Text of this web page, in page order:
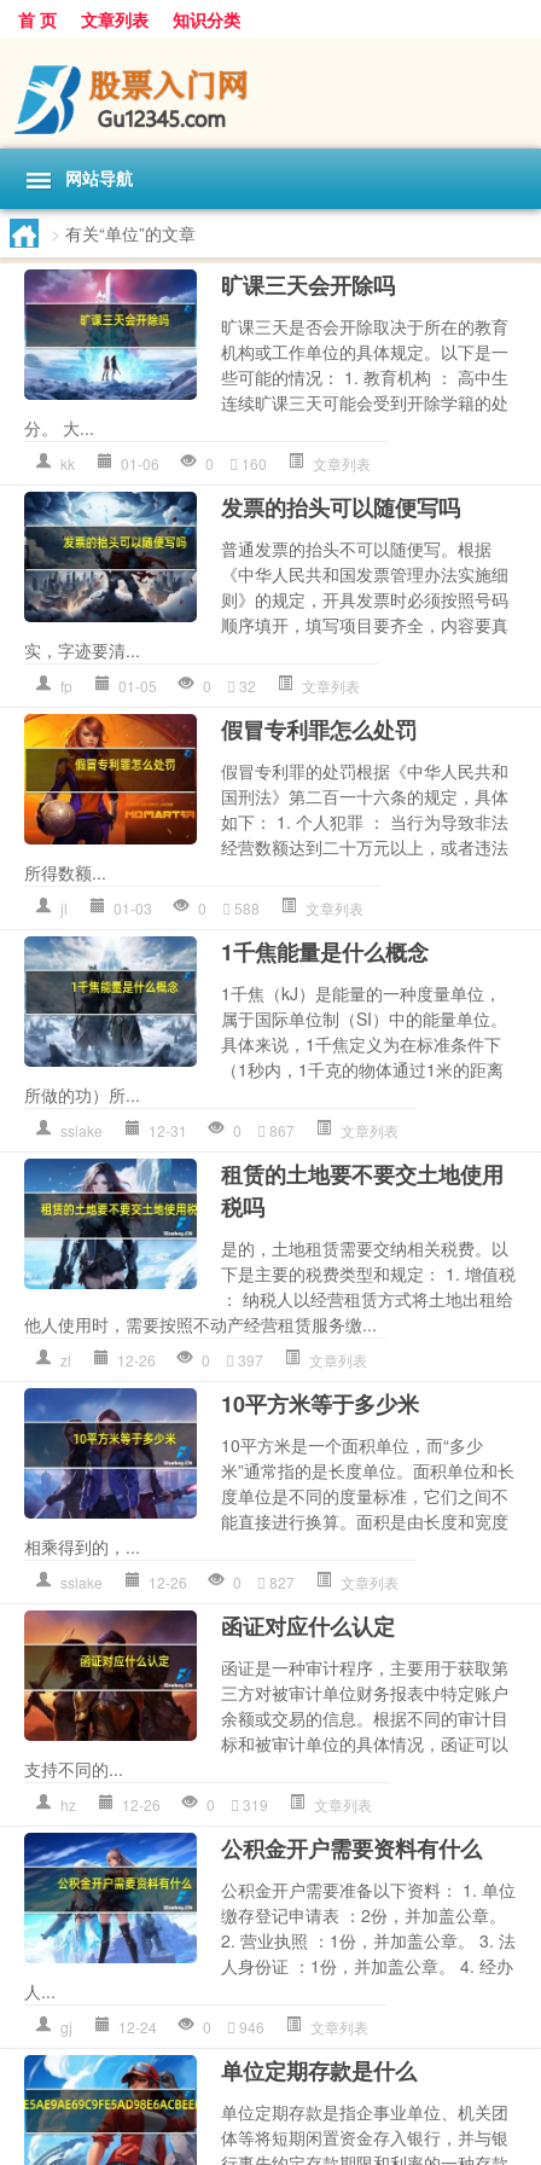
首 页 文章列表 知识分类
网站导航
> 有关“单位”的文章
旷课三天会开除吗
旷课三天是否会开除取决于所在的教育
机构或工作单位的具体规定。以下是一
些可能的情况： 1. 教育机构 ： 高中生
连续旷课三天可能会受到开除学籍的处
分。 大...
kk 01-06 0 160 文章列表
发票的抬头可以随便写吗
普通发票的抬头不可以随便写。根据
《中华人民共和国发票管理办法实施细
则》的规定，开具发票时必须按照号码
顺序填开，填写项目要齐全，内容要真
实，字迹要清...
fp 01-05 0 32 文章列表
假冒专利罪怎么处罚
假冒专利罪的处罚根据《中华人民共和
国刑法》第二百一十六条的规定，具体
如下： 1. 个人犯罪 ： 当行为导致非法
经营数额达到二十万元以上，或者违法
所得数额...
jl 01-03 0 588 文章列表
1千焦能量是什么概念
1千焦（kJ）是能量的一种度量单位，
属于国际单位制（SI）中的能量单位。
具体来说，1千焦定义为在标准条件下
（1秒内，1千克的物体通过1米的距离
所做的功）所...
sslake 12-31 0 867 文章列表
租赁的土地要不要交土地使用
税吗
是的，土地租赁需要交纳相关税费。以
下是主要的税费类型和规定： 1. 增值税
： 纳税人以经营租赁方式将土地出租给
他人使用时，需要按照不动产经营租赁服务缴...
zl 12-26 0 397 文章列表
10平方米等于多少米
10平方米是一个面积单位，而“多少
米”通常指的是长度单位。面积单位和长
度单位是不同的度量标准，它们之间不
能直接进行换算。面积是由长度和宽度
相乘得到的，...
sslake 12-26 0 827 文章列表
函证对应什么认定
函证是一种审计程序，主要用于获取第
三方对被审计单位财务报表中特定账户
余额或交易的信息。根据不同的审计目
标和被审计单位的具体情况，函证可以
支持不同的...
hz 12-26 0 319 文章列表
公积金开户需要资料有什么
公积金开户需要准备以下资料： 1. 单位
缴存登记申请表 ：2份，并加盖公章。
2. 营业执照 ：1份，并加盖公章。 3. 法
人身份证 ：1份，并加盖公章。 4. 经办
人...
gj 12-24 0 946 文章列表
单位定期存款是什么
单位定期存款是指企事业单位、机关团
体等将短期闲置资金存入银行，并与银